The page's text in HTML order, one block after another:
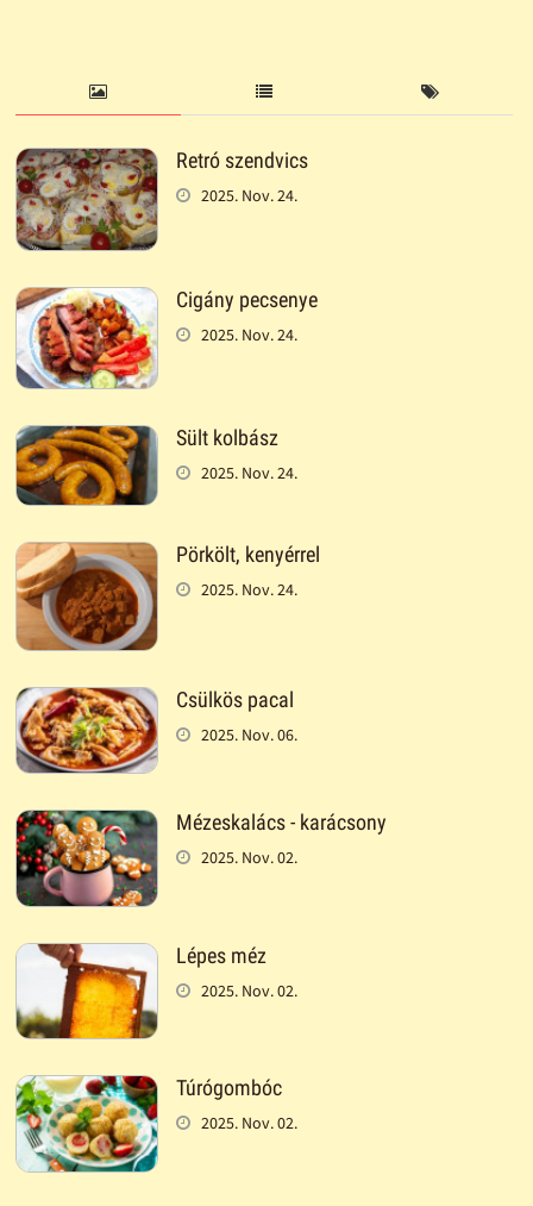
Retró szendvics
2025. Nov. 24.
Cigány pecsenye
2025. Nov. 24.
Sült kolbász
2025. Nov. 24.
Pörkölt, kenyérrel
2025. Nov. 24.
Csülkös pacal
2025. Nov. 06.
Mézeskalács - karácsony
2025. Nov. 02.
Lépes méz
2025. Nov. 02.
Túrógombóc
2025. Nov. 02.